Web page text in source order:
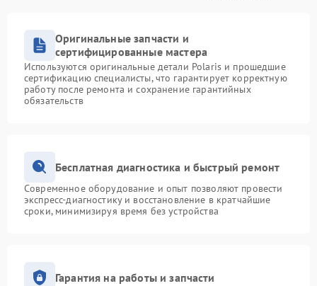
Оригинальные запчасти и
сертифицированные мастера
Используются оригинальные детали Polaris и прошедшие
сертификацию специалисты, что гарантирует корректную
работу после ремонта и сохранение гарантийных
обязательств
Бесплатная диагностика и быстрый ремонт
Современное оборудование и опыт позволяют провести
экспресс-диагностику и восстановление в кратчайшие
сроки, минимизируя время без устройства
Гарантия на работы и запчасти